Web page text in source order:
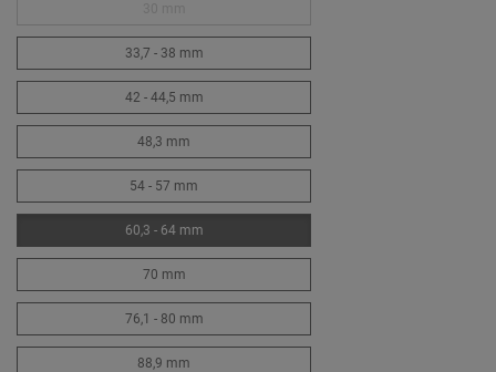
33,7 - 38 mm
42 - 44,5 mm
48,3 mm
54 - 57 mm
60,3 - 64 mm
70 mm
76,1 - 80 mm
88,9 mm